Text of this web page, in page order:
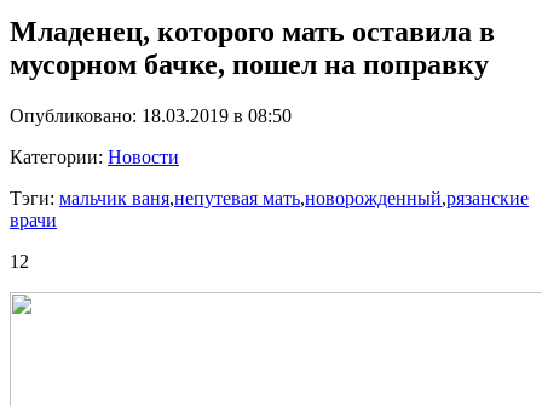
Младенец, которого мать оставила в
мусорном бачке, пошел на поправку
Опубликовано: 18.03.2019 в 08:50
Категории: Новости
Тэги: мальчик ваня,непутевая мать,новорожденный,рязанские
врачи
12